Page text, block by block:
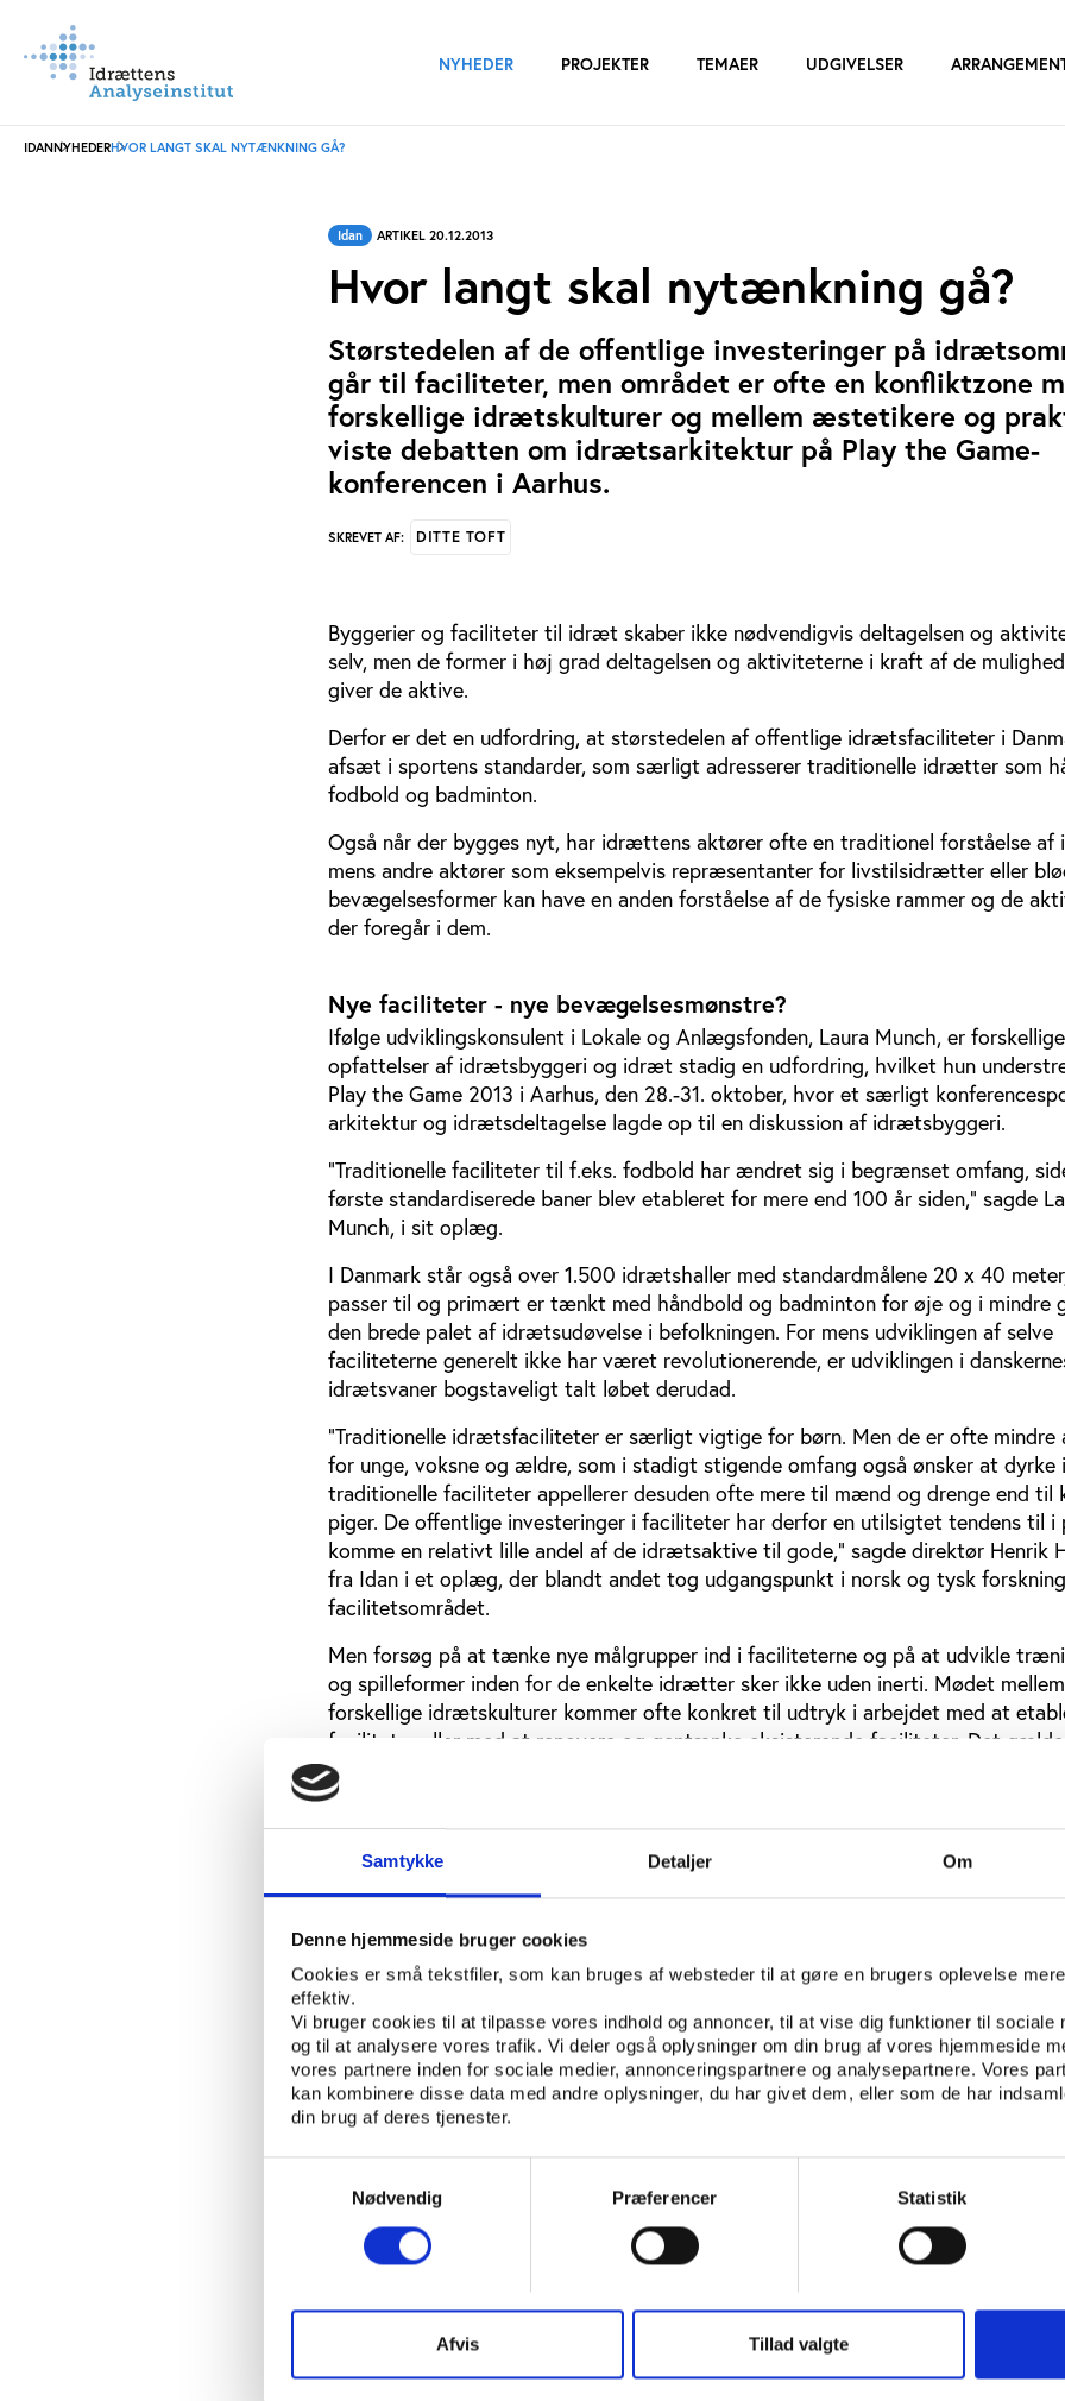
Samtykke Detaljer Om
Denne hjemmeside bruger cookies
Cookies er små tekstfiler, som kan bruges af websteder til at gøre en brugers oplevelse mere
effektiv.
Vi bruger cookies til at tilpasse vores indhold og annoncer, til at vise dig funktioner til sociale
og til at analysere vores trafik. Vi deler også oplysninger om din brug af vores hjemmeside
vores partnere inden for sociale medier, annonceringspartnere og analysepartnere. Vores
kan kombinere disse data med andre oplysninger, du har givet dem, eller som de har
din brug af deres tjenester.
Nødvendig
Præferencer Statistik
Afvis Tillad valgte
NYHEDER PROJEKTER TEMAER UDGIVELSER
IDANNYHEDERHVOR LANGT SKAL NYTÆNKNING GÅ?
Idan ARTIKEL 20.12.2013
Hvor langt skal nytænkning gå?
Størstedelen af de offentlige investeringer på
går til faciliteter, men området er ofte en konfliktzone
forskellige idrætskulturer og mellem æstetikere og
viste debatten om idrætsarkitektur på Play the Game-
konferencen i Aarhus.
SKREVET AF: DITTE TOFT
Byggerier og faciliteter til idræt skaber ikke nødvendigvis deltagelsen og
selv, men de former i høj grad deltagelsen og aktiviteterne i kraft af de
giver de aktive.
Derfor er det en udfordring, at størstedelen af offentlige idrætsfaciliteter i
afsæt i sportens standarder, som særligt adresserer traditionelle idrætter som
fodbold og badminton.
Også når der bygges nyt, har idrættens aktører ofte en traditionel forståelse
mens andre aktører som eksempelvis repræsentanter for livstilsidrætter eller
bevægelsesformer kan have en anden forståelse af de fysiske rammer og de
der foregår i dem.
Nye faciliteter - nye bevægelsesmønstre?
Ifølge udviklingskonsulent i Lokale og Anlægsfonden, Laura Munch, er forskellige
opfattelser af idrætsbyggeri og idræt stadig en udfordring, hvilket hun
Play the Game 2013 i Aarhus, den 28.-31. oktober, hvor et særligt
arkitektur og idrætsdeltagelse lagde op til en diskussion af idrætsbyggeri.
”Traditionelle faciliteter til f.eks. fodbold har ændret sig i begrænset omfang,
første standardiserede baner blev etableret for mere end 100 år siden,” sagde
Munch, i sit oplæg.
I Danmark står også over 1.500 idrætshaller med standardmålene 20 x 40
passer til og primært er tænkt med håndbold og badminton for øje og i mindre
den brede palet af idrætsudøvelse i befolkningen. For mens udviklingen af selve
faciliteterne generelt ikke har været revolutionerende, er udviklingen i
idrætsvaner bogstaveligt talt løbet derudad.
”Traditionelle idrætsfaciliteter er særligt vigtige for børn. Men de er ofte
for unge, voksne og ældre, som i stadigt stigende omfang også ønsker at
traditionelle faciliteter appellerer desuden ofte mere til mænd og drenge end til
piger. De offentlige investeringer i faciliteter har derfor en utilsigtet tendens til i
komme en relativt lille andel af de idrætsaktive til gode,” sagde direktør Henrik
fra Idan i et oplæg, der blandt andet tog udgangspunkt i norsk og tysk
facilitetsområdet.
Men forsøg på at tænke nye målgrupper ind i faciliteterne og på at udvikle
og spilleformer inden for de enkelte idrætter sker ikke uden inerti. Mødet mellem
forskellige idrætskulturer kommer ofte konkret til udtryk i arbejdet med at
faciliteter eller med at renovere og gentænke eksisterende faciliteter. Det
forsøget på at skabe rum til både eksisterende og nye brugergrupper, og ikke
forhold til i nogle tilfælde at give folk det, de ikke vidste, de ville have.
aktive uden at skade foreningsmedlemmerne. Når man taler om den ’skjulte skat’
underudnyttede faciliteter, er det et område, hvor vi kan gøre noget. Vi kan
mere på, som kan gøre faciliteten attraktiv for en bredere brugergruppe. Det
organiseret eller selvorganiseret basis,” sagde Laura Munch.
Æstetik og praktik
Konflikten mellem forskellige bevægelses- og idrætskulturer i idrætsbyggerier er
den eneste konflikt på facilitetsområdet. For nytænkende idrætsbyggeri handler
om at få praktikere og æstetikere til at mødes om et fælles projekt.
aktiviteten er omdrejningspunktet for idrætsaktører og motivationen for at
nye idrætsbyggerier, kan virkeligheden være anderledes for de kreative
udformer byggerierne.
Æstetikerne udfordrer ofte praktikerne i idrættens verden i forståelsen af,
idrætsfaciliteter kan se ud og fungere. Blandt de kendte eksempler på opgør med
traditionerne er Vandkulturhuset i DGI-byen i København, som sagde farvel til det